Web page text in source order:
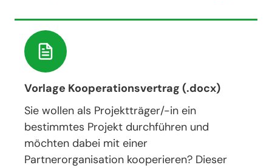
Vorlage Kooperationsvertrag (.docx)
Sie wollen als Projektträger/-in ein
bestimmtes Projekt durchführen und
möchten dabei mit einer
Partnerorganisation kooperieren? Dieser